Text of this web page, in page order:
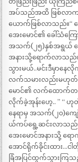
အပ်သည်အထိ ဖြစ်လာက
ယောက်ဖြစ်လာသည်။“ မေ
အေးမောင်၏ ခေါ်သံကြ
အသက်(၂၅)နှစ်အရွယ် လ
အနားသို့ရောက်လာသည်။
သွားမယ်..မင်းဒီမှာနေလို
လက်သမားလည်းမဟုတ်၊
မောင်၏ လက်ထောက်တ
လိုက်ခဲ့အုန်းဟေ့.. ” “ ဟုတ်
နေရာမှ အသက်(၂၀)ကျ
ယ်ကပ်ရွေ့ဆင်းလာသည်။
အေးမောင်အနားသို့ ရေ
အောင်ရိုက်ခိုင်းထား…င
ခြံအပြင်ထွက်သွားကြသ